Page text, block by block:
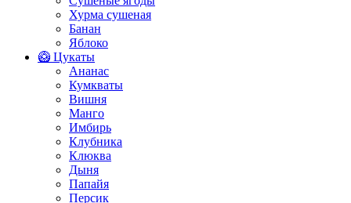
Хурма сушеная
Банан
Яблоко
🥝 Цукаты
Ананас
Кумкваты
Вишня
Манго
Имбирь
Клубника
Клюква
Дыня
Папайя
Персик